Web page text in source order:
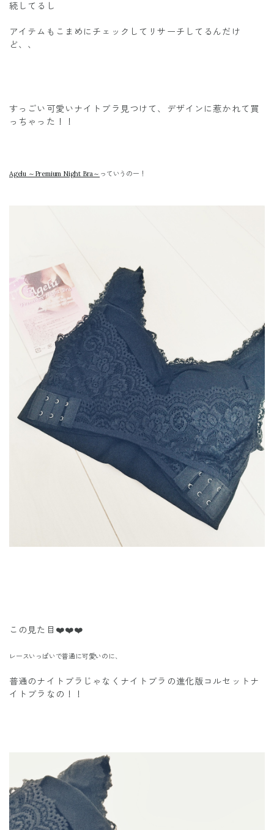
続してるし
アイテムもこまめにチェックしてリサーチしてるんだけ
ど、、
すっごい可愛いナイトブラ見つけて、デザインに惹かれて買
っちゃった！！ ️
Agelu ～Premium Night Bra～ っていうのー！
この見た目❤️❤️❤️
レースいっぱいで普通に可愛いのに、
普通のナイトブラじゃなくナイトブラの進化版コルセットナ
イトブラなの！！